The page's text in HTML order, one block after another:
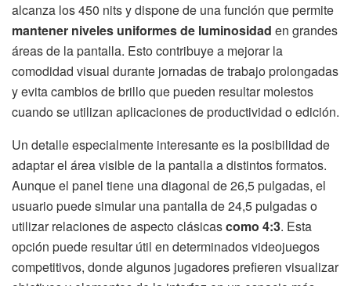
alcanza los 450 nits y dispone de una función que permite
mantener niveles uniformes de luminosidad en grandes
áreas de la pantalla. Esto contribuye a mejorar la
comodidad visual durante jornadas de trabajo prolongadas
y evita cambios de brillo que pueden resultar molestos
cuando se utilizan aplicaciones de productividad o edición.
Un detalle especialmente interesante es la posibilidad de
adaptar el área visible de la pantalla a distintos formatos.
Aunque el panel tiene una diagonal de 26,5 pulgadas, el
usuario puede simular una pantalla de 24,5 pulgadas o
utilizar relaciones de aspecto clásicascomo 4:3. Esta
opción puede resultar útil en determinados videojuegos
competitivos, donde algunos jugadores prefieren visualizar